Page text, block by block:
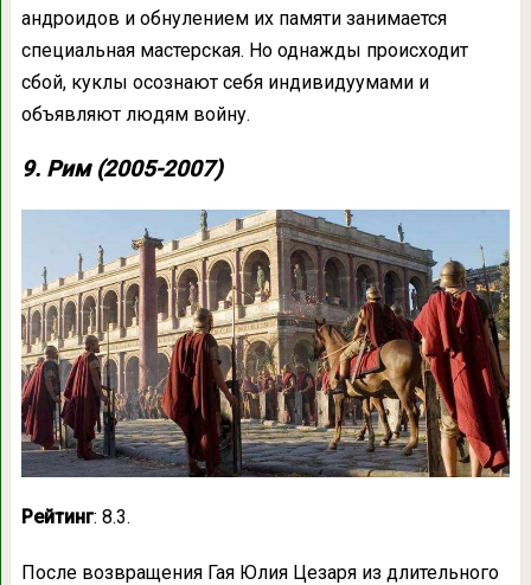
андроидов и обнулением их памяти занимается
специальная мастерская. Но однажды происходит
сбой, куклы осознают себя индивидуумами и
объявляют людям войну.
9. Рим (2005-2007)
Рейтинг: 8.3.
После возвращения Гая Юлия Цезаря из длительного